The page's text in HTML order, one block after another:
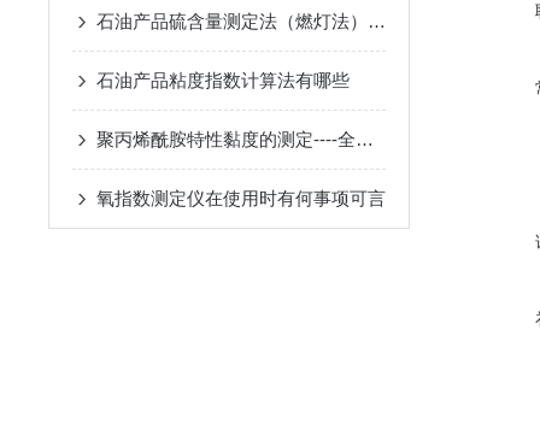
石油产品硫含量测定法（燃灯法）的内容是什么
石油产品粘度指数计算法有哪些
聚丙烯酰胺特性黏度的测定----全自动乌氏粘度测定仪
氧指数测定仪在使用时有何事项可言